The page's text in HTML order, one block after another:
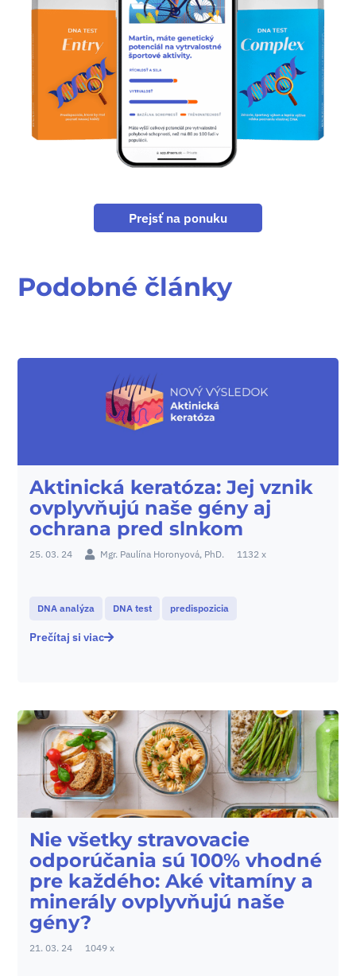
Prejsť na ponuku
Podobné články
Aktinická keratóza: Jej vznik
ovplyvňujú naše gény aj
ochrana pred slnkom
25. 03. 24 Mgr. Paulína Horonyová, PhD. 1132 x
DNA analýza DNA test predispozicia
Prečítaj si viac
Nie všetky stravovacie
odporúčania sú 100% vhodné
pre každého: Aké vitamíny a
minerály ovplyvňujú naše
gény?
21. 03. 24 1049 x